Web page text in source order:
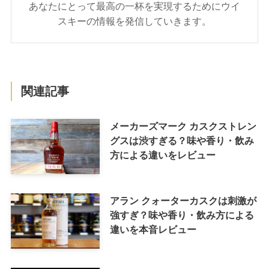
あなたにとって最高の一杯を実現するためにウイ
スキーの情報を発信していきます。
関連記事
メーカーズマーク カスクストレン
グスは渋すぎる？味や香り・飲み
方による違いをレビュー
アラン クォーターカスクは刺激が
強すぎ？味や香り・飲み方による
違いを本音レビュー